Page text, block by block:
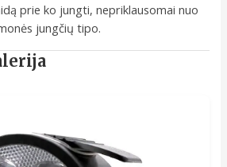
prie ko jungti, nepriklausomai nuo
jungčių tipo.